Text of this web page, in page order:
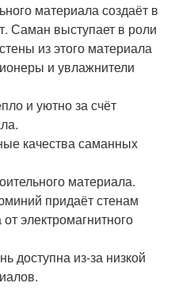
материала создаёт в
Саман выступает в роли
из этого материала
и увлажнители
и уютно за счёт
качества саманных
материала.
придаёт стенам
электромагнитного
доступна из-за низкой